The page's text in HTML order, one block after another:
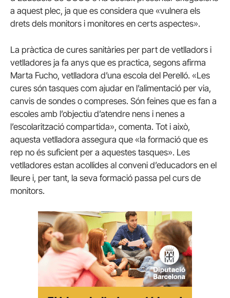
a aquest plec, ja que es considera que «vulnera els
drets dels monitors i monitores en certs aspectes».
La pràctica de cures sanitàries per part de vetlladors i
vetlladores ja fa anys que es practica, segons afirma
Marta Fucho, vetlladora d’una escola del Perelló. «Les
cures són tasques com ajudar en l’alimentació per via,
canvis de sondes o compreses. Són feines que es fan a
escoles amb l’objectiu d’atendre nens i nenes a
l’escolarització compartida», comenta. Tot i això,
aquesta vetlladora assegura que «la formació que es
rep no és suficient per a aquestes tasques». Les
vetlladores estan acollides al conveni d’educadors en el
lleure i, per tant, la seva formació passa pel curs de
monitors.